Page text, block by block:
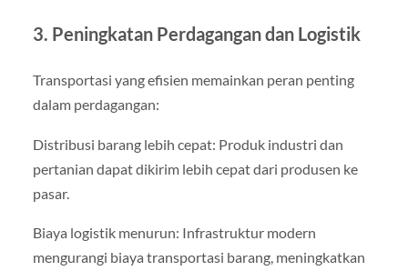
3. Peningkatan Perdagangan dan Logistik
Transportasi yang efisien memainkan peran penting
dalam perdagangan:
Distribusi barang lebih cepat: Produk industri dan
pertanian dapat dikirim lebih cepat dari produsen ke
pasar.
Biaya logistik menurun: Infrastruktur modern
mengurangi biaya transportasi barang, meningkatkan